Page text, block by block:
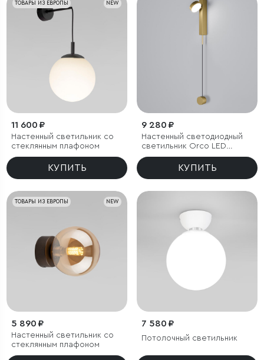
NEW
ТОВАРЫ ИЗ ЕВРОПЫ
11 600 ₽
Настенный светильник со
стеклянным плафоном
КУПИТЬ
9 280 ₽
Настенный светодиодный
светильник Orco LED
диммируемый
КУПИТЬ
NEW
ТОВАРЫ ИЗ ЕВРОПЫ
5 890 ₽
Настенный светильник со
стеклянным плафоном
7 580 ₽
Потолочный светильник